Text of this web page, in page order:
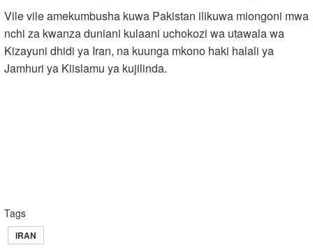
Vile vile amekumbusha kuwa Pakistan ilikuwa miongoni mwa
nchi za kwanza duniani kulaani uchokozi wa utawala wa
Kizayuni dhidi ya Iran, na kuunga mkono haki halali ya
Jamhuri ya Kiislamu ya kujilinda.
Tags
IRAN